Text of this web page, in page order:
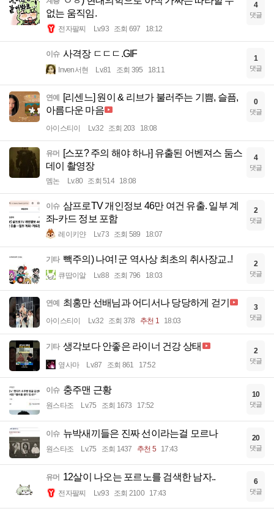
없는 움직임.
전자팔찌 Lv.93 조회 697 18:12
4
댓글
이슈 사격장 ㄷㄷㄷ.GIF
Inven서현 Lv.81 조회 395 18:11
1
댓글
연예
[리센느] 원이 & 리브가 불러주는 기쁨, 슬픔,
아름다운 마음
아이스티이 Lv.32 조회 203 18:08
0
댓글
유머
[스포? 주의 해야 하나] 유출된 어벤져스 둠스
데이 촬영장
멤논 Lv.80 조회 514 18:08
4
댓글
이슈 삼프로TV 개인정보 46만 여건 유출. 일부 계
좌-카드 정보 포함
레이키얀 Lv.73 조회 589 18:07
2
댓글
기타 빽주의) 나여! 군 역사상 최초의 취사장교..!
큐땁이알 Lv.88 조회 796 18:03
2
댓글
연예 최홍만 선배님과 어디서나 당당하게 걷기
아이스티이 Lv.32 조회 378 추천 1 18:03
3
댓글
기타 생각보다 안좋은 라이너 건강 상태
옆사마 Lv.87 조회 861 17:52
2
댓글
이슈 충주맨 근황
원스타조 Lv.75 조회 1673 17:52
10
댓글
이슈 뉴박새끼들은 진짜 선이라는걸 모르나
원스타조 Lv.75 조회 1437 추천 5 17:43
20
댓글
유머 12살이 나오는 포르노를 검색한 남자..
전자팔찌 Lv.93 조회 2100 17:43
6
댓글